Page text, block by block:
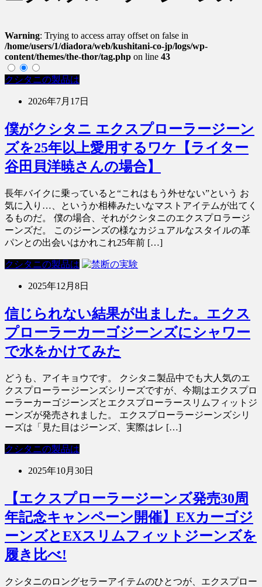
Warning: Trying to access array offset on false in
/home/users/1/diadora/web/kushitani-co-jp/logs/wp-
content/themes/the-thor/tag.php on line 43
クシタニの製品は
2026年7月17日
僕がクシタニ エクスプローラージーン
ズを25年以上愛用するワケ【ライター
谷田貝洋暁さんの場合】
長年バイクに乗っていると“これはもう外せない”という お
気に入り…、というか相棒みたいなマストアイテムが出てく
るものだ。 僕の場合、それがクシタニのエクスプロラージ
ーンズだ。 このジーンズの様なカジュアルなスタイルの革
パンとの出会いはかれこれ25年前 […]
クシタニの製品は
2025年12月8日
信じられない結果が出ました。エクス
プローラーカーゴジーンズにシャワー
で水をかけてみた
どうも、アイキョウです。 クシタニ製品中でも大人気のエ
クスプローラージーンズシリーズですが、今期はエクスプロ
ーラーカーゴジーンズとエクスプローラースリムフィットジ
ーンズが発売されました。 エクスプローラージーンズシリ
ーズは「見た目はジーンズ、実際はレ […]
クシタニの製品は
2025年10月30日
【エクスプローラージーンズ発売30周
年記念キャンペーン開催】EXカーゴジ
ーンズとEXスリムフィットジーンズを
履き比べ!
クシタニのロングセラーアイテムのひとつが、エクスプロー